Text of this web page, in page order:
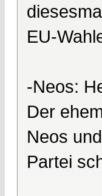
EU-
-Neos:
Der
Neos
Partei